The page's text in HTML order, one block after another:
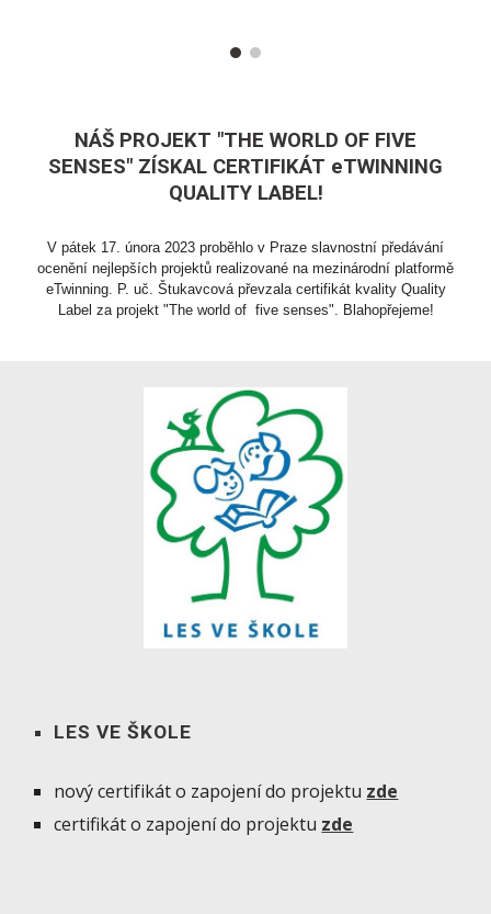
NÁŠ PROJEKT "THE WORLD OF FIVE
SENSES" ZÍSKAL CERTIFIKÁT eTWINNING
QUALITY LABEL!
V pátek 17. února 2023 proběhlo v Praze slavnostní předávání
ocenění nejlepších projektů realizované na mezinárodní platformě
eTwinning. P. uč. Štukavcová převzala certifikát kvality Quality
Label za projekt "The world of five senses". Blahopřejeme!
LES VE ŠKOLE
nový certifikát o zapojení do projektu zde
certifikát o zapojení do projektu zde